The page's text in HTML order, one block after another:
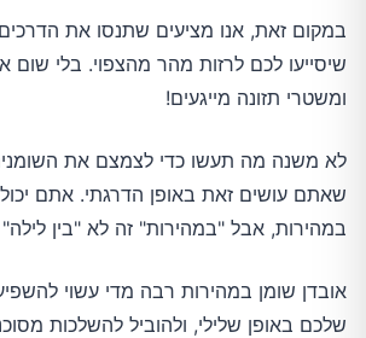
במקום זאת, אנו מציעים שתנסו את
שיסייעו לכם לרזות מהר מהצפוי. בלי שום
ומשטרי תזונה מייגעים!
לא משנה מה תעשו כדי לצמצם את
שאתם עושים זאת באופן הדרגתי. אתם
במהירות, אבל "במהירות" זה לא "בין
אובדן שומן במהירות רבה מדי עשוי
שלכם באופן שלילי, ולהוביל להשלכות